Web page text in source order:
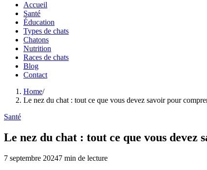
Accueil
Santé
Éducation
Types de chats
Chatons
Nutrition
Races de chats
Blog
Contact
Home/
Le nez du chat : tout ce que vous devez savoir pour
Santé
Le nez du chat : tout ce que vous devez
7 septembre 20247 min de lecture